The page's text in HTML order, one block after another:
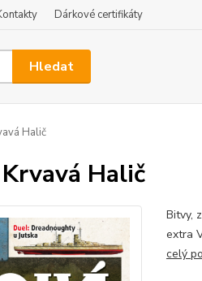
Dárkové certifikáty
Hledat
Halič
Halič
Bitvy,
extra
celý